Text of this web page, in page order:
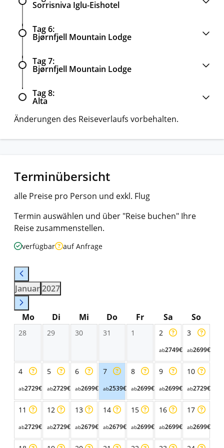
Sorrisniva Iglu-Eishotel
Tag 6
Bjørnfjell Mountain Lodge
Tag 7
Bjørnfjell Mountain Lodge
Tag 8
Alta
Änderungen des Reiseverlaufs vorbehalten.
Terminübersicht
alle Preise pro Person und exkl. Flug
Termin auswählen und über "Reise buchen" Ihre
Reise zusammenstellen.
verfügbar auf Anfrage
Januar2027
Mo Di Mi Do Fr Sa So
28 29 30 31 1 2
ab2749€
3
ab2699€
4
ab2729€
5
ab2729€
6
ab2699€
7
ab2539€
8
ab2699€
9
ab2699€
10
ab2729€
11
ab2729€
12
ab2729€
13
ab2679€
14
ab2679€
15
ab2699€
16
ab2699€
17
ab2699€